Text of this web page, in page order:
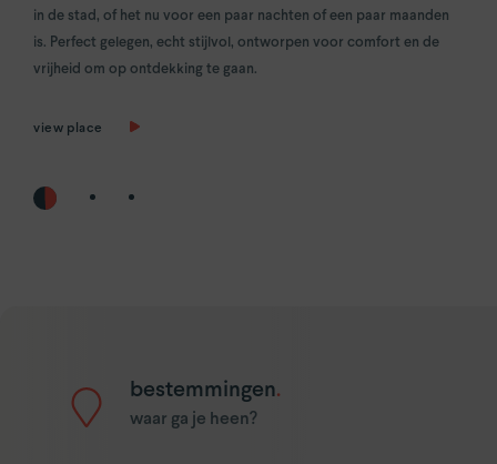
in de stad, of het nu voor een paar nachten of een paar maanden
is. Perfect gelegen, echt stijlvol, ontworpen voor comfort en de
vrijheid om op ontdekking te gaan.
view place
leuke locaties in Amsterdam. Je kunt ons ook vinden in Parijs en
Den Haag, Antwerpen en binnenkort andere steden.
meest authentieke kijk op je bestemming met tips, aanbevelingen
en op maat gemaakte ervaringen van je YAYS Insiders.
bestemmingen.
waar ga je heen?
YAYSAmsterdam Oosterpark
Antwerpen.
YAYSParis Issy